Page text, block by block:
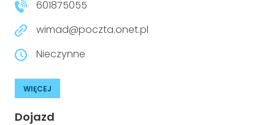
601875055
wimad@poczta.onet.pl
Nieczynne
WIĘCEJ
Dojazd